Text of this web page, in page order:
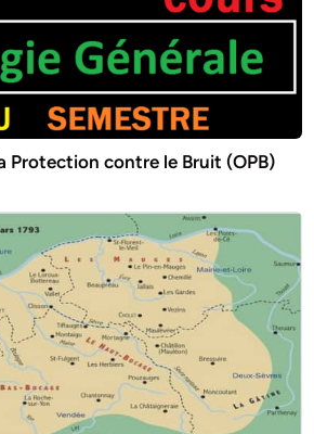
Protection contre le Bruit (OPB)